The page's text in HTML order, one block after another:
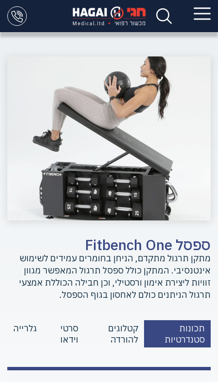
ספסל Fitbench One
מתקן תרגול מתקדם, הניחן בחומרים עמידים לשימוש
אינטנסיבי. המתקן כולל ספסל תרגול המאפשר מגוון
זוויות ליצירת אימון ורסטילי, וכן חבילה הכוללת אמצעי
תרגול הניתנים כולם לאחסון בגוף הספסל.
תכונות
סטנדרטיות
קטלוגים
להורדה
סרטי
וידאו
גלרייה